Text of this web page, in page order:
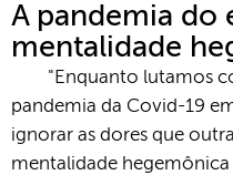
A pandemia do
mentalidade
"Enquanto lutamos
pandemia da Covid-19
ignorar as dores que
mentalidade